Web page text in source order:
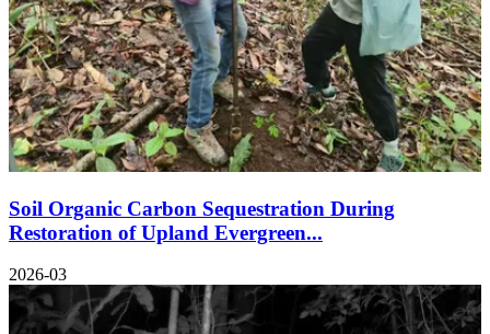
Soil Organic Carbon Sequestration During
Restoration of Upland Evergreen...
2026-03